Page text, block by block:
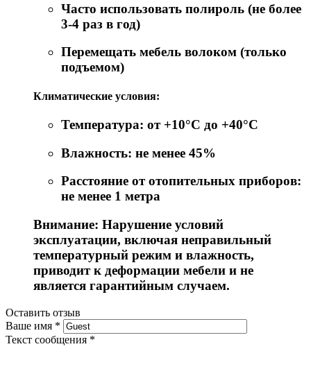
Часто использовать полироль (не более
3-4 раз в год)
Перемещать мебель волоком (только
подъемом)
Климатические условия:
Температура: от +10°C до +40°C
Влажность: не менее 45%
Расстояние от отопительных приборов:
не менее 1 метра
Внимание: Нарушение условий
эксплуатации, включая неправильный
температурный режим и влажность,
приводит к деформации мебели и не
является гарантийным случаем.
Оставить отзыв
Ваше имя *
Текст сообщения *